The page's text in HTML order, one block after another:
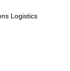
Logistics